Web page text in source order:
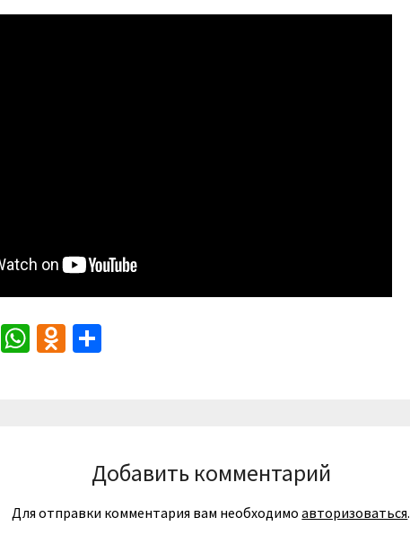
Telegram
WhatsApp
Odnoklassniki
Добавить комментарий
Для отправки комментария вам необходимоавторизоваться.